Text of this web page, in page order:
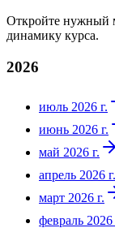
Откройте нужный
динамику курса.
2026
июль 2026 г.
июнь 2026 г.
май 2026 г.
апрель 2026 г.
март 2026 г.
февраль 2026